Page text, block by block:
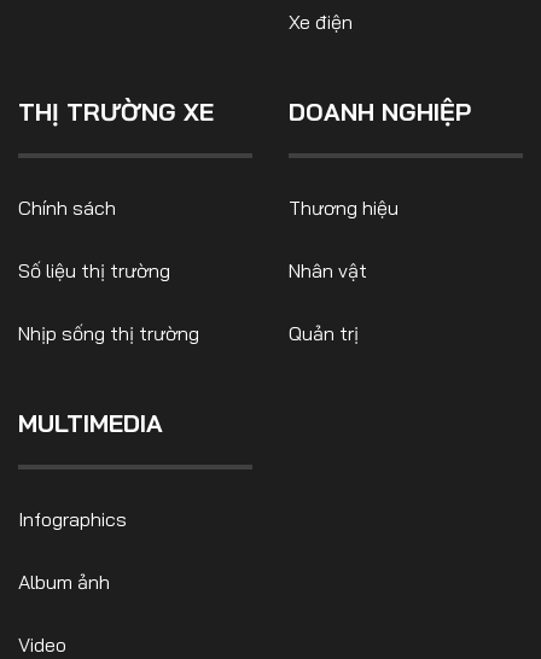
Xe điện
THỊ TRƯỜNG XE
Chính sách
Số liệu thị trường
Nhịp sống thị trường
DOANH NGHIỆP
Thương hiệu
Nhân vật
Quản trị
MULTIMEDIA
Infographics
Album ảnh
Video